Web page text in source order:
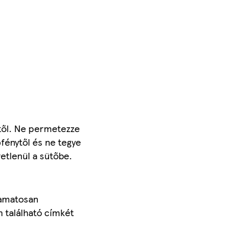
Ne permetezze
és ne tegye
a sütőbe.
található címkét